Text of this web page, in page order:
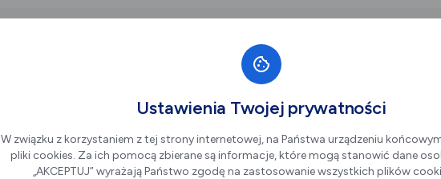
Mediateka
Ustawienia Twojej prywatności
W związku z korzystaniem z tej strony internetowej, na Państwa urządzeniu
pliki cookies. Za ich pomocą zbierane są informacje, które mogą stanowić dane
„AKCEPTUJ” wyrażają Państwo zgodę na zastosowanie wszystkich plików